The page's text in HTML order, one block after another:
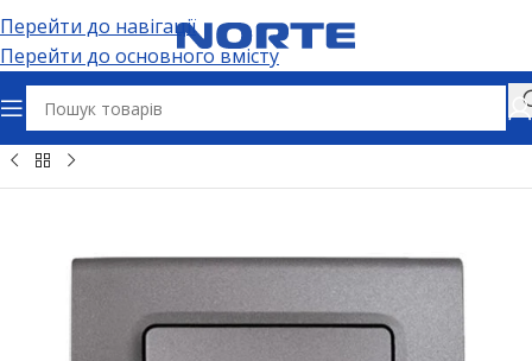
Перейти до навігації
Перейти до основного вмісту
Головна Електрофурнітура Вимикачі та дімери